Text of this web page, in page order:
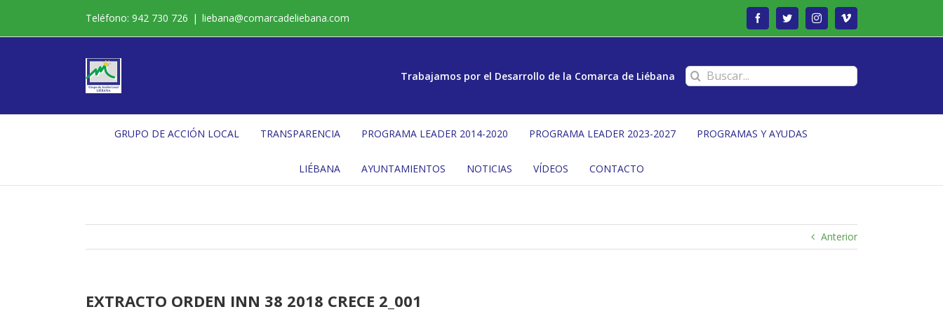
contenido
Teléfono: 942 730 726 | liebana@comarcadeliebana.com FacebookTwitterInstagramVimeo
Trabajamos por el Desarrollo de la Comarca de Liébana Buscar:
GRUPO DE ACCIÓN LOCAL TRANSPARENCIA PROGRAMA LEADER 2014-2020 PROGRAMA LEADER 2023-2027 PROGRAMAS Y AYUDAS
LIÉBANA AYUNTAMIENTOS NOTICIAS VÍDEOS CONTACTO
Anterior
EXTRACTO ORDEN INN 38 2018 CRECE 2_001